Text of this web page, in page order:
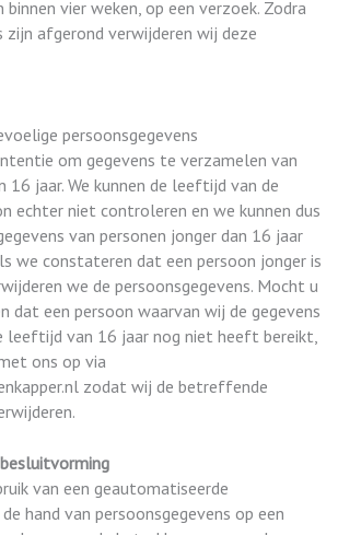
binnen vier weken, op een verzoek. Zodra
afgerond verwijderen wij deze
persoonsgegevens
om gegevens te verzamelen van
16 jaar. We kunnen de leeftijd van de
echter niet controleren en we kunnen dus
van personen jonger dan 16 jaar
we constateren dat een persoon jonger is
we de persoonsgegevens. Mocht u
dat een persoon waarvan wij de gegevens
leeftijd van 16 jaar nog niet heeft bereikt,
ons op via
zodat wij de betreffende
van een geautomatiseerde
hand van persoonsgegevens op een